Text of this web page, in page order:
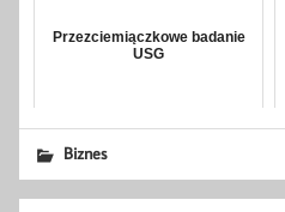
Przezciemiączkowe badanie
USG
Biznes